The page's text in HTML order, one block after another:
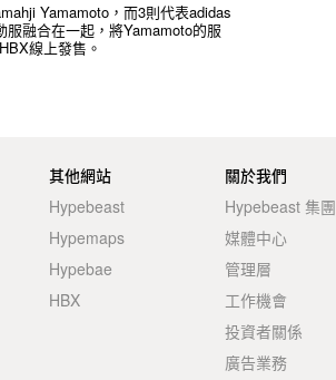
Yamamoto，而3則代表adidas
融合在一起，將Yamamoto的服
線上發售。
其他網站
Hypebeast
Hypemaps
Hypebae
HBX
關於我們
Hypebeast 集團
媒體中心
管理層
工作機會
投資者關係
廣告業務